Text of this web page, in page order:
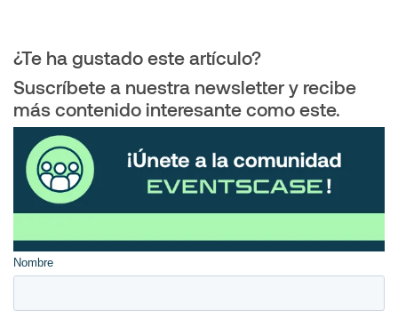
¿Te ha gustado este artículo?
Suscríbete a nuestra newsletter y recibe
más contenido interesante como este.